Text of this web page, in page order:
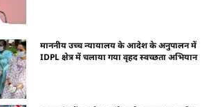
माननीय उच्च न्यायालय के आदेश के अनुपालन में
IDPL क्षेत्र में चलाया गया वृहद स्वच्छता अभियान